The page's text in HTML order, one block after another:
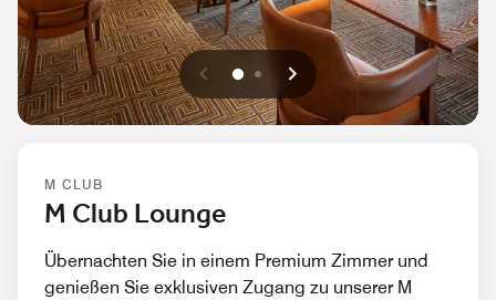
Vorherige
0 1 Weiter
M CLUB
M Club Lounge
Übernachten Sie in einem Premium Zimmer und
genießen Sie exklusiven Zugang zu unserer M